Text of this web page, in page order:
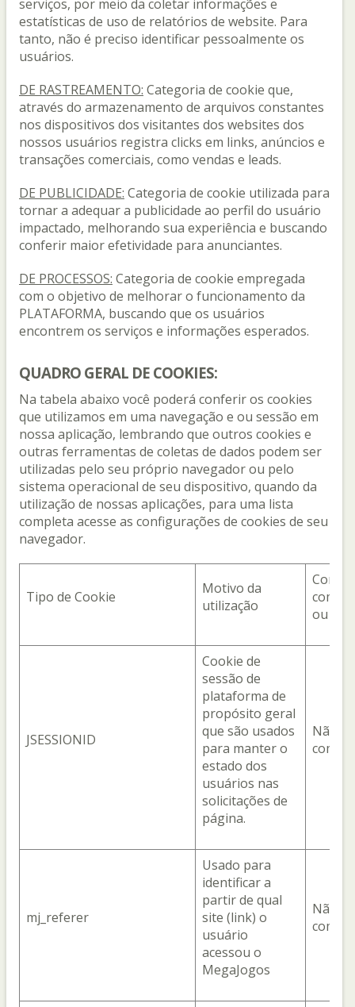
serviços, por meio da coletar informações e
estatísticas de uso de relatórios de website. Para
tanto, não é preciso identificar pessoalmente os
usuários.
DE RASTREAMENTO: Categoria de cookie que,
através do armazenamento de arquivos constantes
nos dispositivos dos visitantes dos websites dos
nossos usuários registra clicks em links, anúncios e
transações comerciais, como vendas e leads.
DE PUBLICIDADE: Categoria de cookie utilizada para
tornar a adequar a publicidade ao perfil do usuário
impactado, melhorando sua experiência e buscando
conferir maior efetividade para anunciantes.
DE PROCESSOS: Categoria de cookie empregada
com o objetivo de melhorar o funcionamento da
PLATAFORMA, buscando que os usuários
encontrem os serviços e informações esperados.
QUADRO GERAL DE COOKIES:
Na tabela abaixo você poderá conferir os cookies
que utilizamos em uma navegação e ou sessão em
nossa aplicação, lembrando que outros cookies e
outras ferramentas de coletas de dados podem ser
utilizadas pelo seu próprio navegador ou pelo
sistema operacional de seu dispositivo, quando da
utilização de nossas aplicações, para uma lista
completa acesse as configurações de cookies de seu
navegador.
Tipo de Cookie
Motivo da
utilização
Com
ou
JSESSIONID
Cookie de
sessão de
plataforma de
propósito geral
que são usados
para manter o
estado dos
usuários nas
solicitações de
página.
Não
mj_referer
Usado para
identificar a
partir de qual
site (link) o
usuário
acessou o
MegaJogos
Não